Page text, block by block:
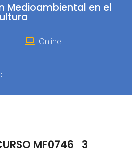
Medioambiental en el
Online
MF0746_3